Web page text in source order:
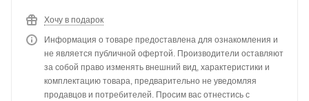
Хочу в подарок
Информация о товаре предоставлена для ознакомления и
не является публичной офертой. Производители оставляют
за собой право изменять внешний вид, характеристики и
комплектацию товара, предварительно не уведомляя
продавцов и потребителей. Просим вас отнестись с